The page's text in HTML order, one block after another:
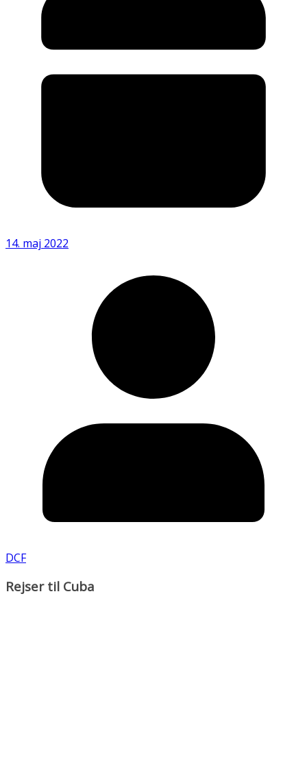
14. maj 2022
DCF
Rejser til Cuba